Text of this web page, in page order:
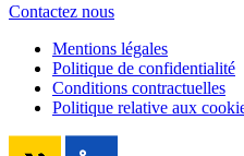
Contactez nous
Mentions légales
Politique de confidentialité
Conditions contractuelles
Politique relative aux